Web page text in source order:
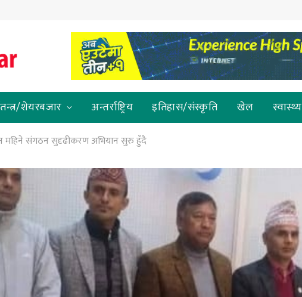
शेयरबजार अन्तर्राष्ट्रिय इतिहास/संस्कृति खेल स्वास्थ्य
महिने संगठन सुदृढीकरण अभियान सुरु हुँदै